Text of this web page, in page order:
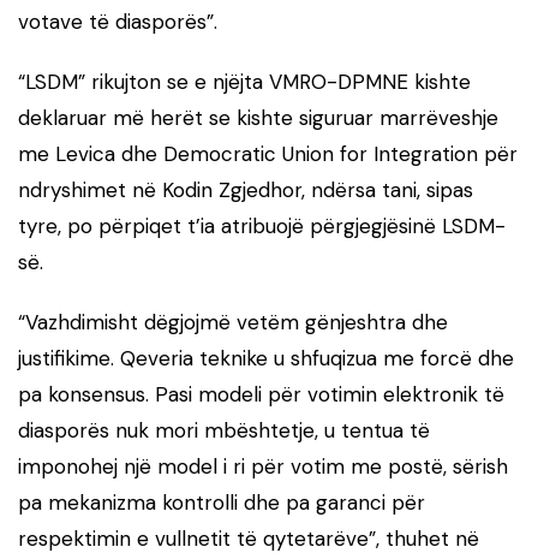
votave të diasporës”.
“LSDM” rikujton se e njëjta VMRO-DPMNE kishte
deklaruar më herët se kishte siguruar marrëveshje
me Levica dhe Democratic Union for Integration për
ndryshimet në Kodin Zgjedhor, ndërsa tani, sipas
tyre, po përpiqet t’ia atribuojë përgjegjësinë LSDM-
së.
“Vazhdimisht dëgjojmë vetëm gënjeshtra dhe
justifikime. Qeveria teknike u shfuqizua me forcë dhe
pa konsensus. Pasi modeli për votimin elektronik të
diasporës nuk mori mbështetje, u tentua të
imponohej një model i ri për votim me postë, sërish
pa mekanizma kontrolli dhe pa garanci për
respektimin e vullnetit të qytetarëve”, thuhet në